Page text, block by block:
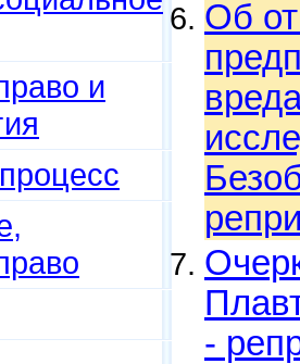
и
Об
-